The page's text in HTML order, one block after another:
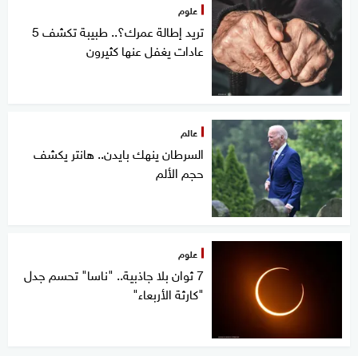
علوم
تريد إطالة عمرك؟.. طبيبة تكشف 5
عادات يغفل عنها كثيرون
عالم
السرطان ينهك بايدن.. هانتر يكشف
حجم الألم
علوم
7 ثوان بلا جاذبية.. "ناسا" تحسم جدل
"كارثة الأربعاء"